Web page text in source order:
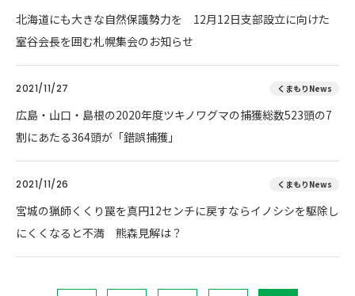
北海道にも大きな自然保護勢力を 12月12日支部設立に向けた
室谷会長を囲む札幌集会のお知らせ
2021/11/27 くまもりNews
広島・山口・島根の2020年度ツキノワグマの捕獲総数523頭の7
割にあたる364頭が「錯誤捕獲」
2021/11/26 くまもりNews
宮城の猟師くくり罠を真円12センチに戻すならイノシシを駆除し
にくくなると不満 熊森見解は？